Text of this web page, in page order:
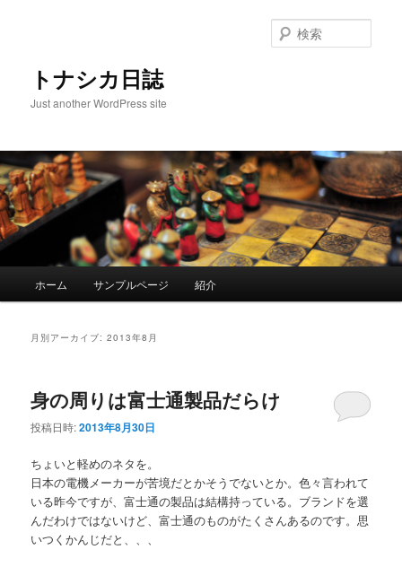
へ
移
動
移
動
トナシカ日誌
Just another WordPress site
索
ホーム サンプルページ 紹介
月別アーカイブ:2013年8月
身の周りは富士通製品だらけ
投稿日時:2013年8月30日
ちょいと軽めのネタを。
日本の電機メーカーが苦境だとかそうでないとか。色々言われて
いる昨今ですが、富士通の製品は結構持っている。ブランドを選
んだわけではないけど、富士通のものがたくさんあるのです。思
いつくかんじだと、、、